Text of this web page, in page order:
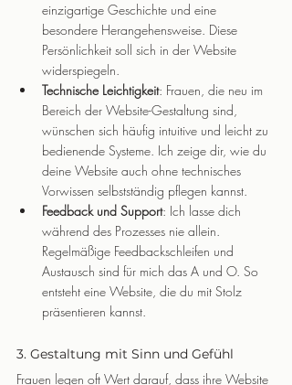
einzigartige Geschichte und eine
besondere Herangehensweise. Diese
Persönlichkeit soll sich in der Website
widerspiegeln.
Technische Leichtigkeit: Frauen, die neu im
Bereich der Website-Gestaltung sind,
wünschen sich häufig intuitive und leicht zu
bedienende Systeme. Ich zeige dir, wie du
deine Website auch ohne technisches
Vorwissen selbstständig pflegen kannst.
Feedback und Support: Ich lasse dich
während des Prozesses nie allein.
Regelmäßige Feedbackschleifen und
Austausch sind für mich das A und O. So
entsteht eine Website, die du mit Stolz
präsentieren kannst.
3. Gestaltung mit Sinn und Gefühl
Frauen legen oft Wert darauf, dass ihre Website